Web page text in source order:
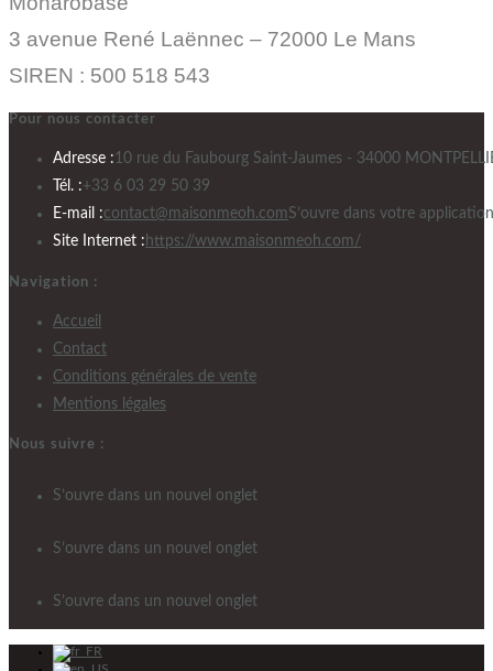
3 avenue René Laënnec – 72000 Le Mans
SIREN : 500 518 543
Pour nous contacter
Adresse : 10 rue du Faubourg Saint-Jaumes - 34000
Tél. :+33 6 03 29 50 39
E-mail :contact@maisonmeoh.comS’ouvre dans votre application
Site Internet : https://www.maisonmeoh.com/
Navigation :
Accueil
Contact
Conditions générales de vente
Mentions légales
Nous suivre :
S’ouvre dans un nouvel onglet
S’ouvre dans un nouvel onglet
S’ouvre dans un nouvel onglet